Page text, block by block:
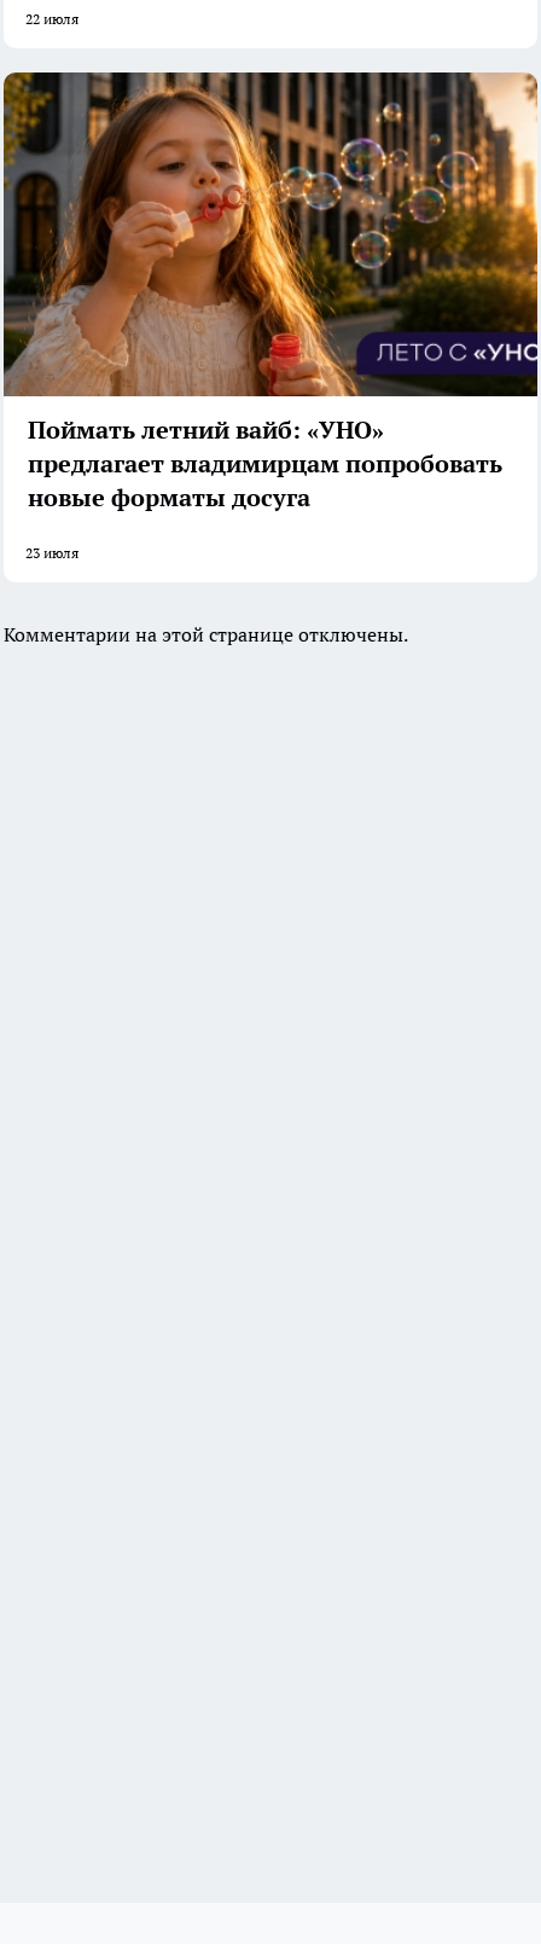
22 июля
Поймать летний вайб: «УНО»
предлагает владимирцам попробовать
новые форматы досуга
23 июля
Комментарии на этой странице отключены.